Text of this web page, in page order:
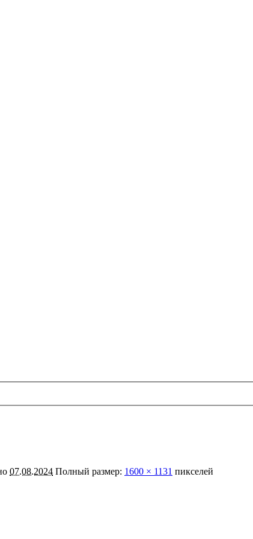
07.08.2024 Полный размер: 1600 × 1131 пикселей